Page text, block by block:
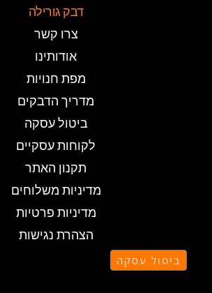
דבק גורילה
צרו קשר
אודותינו
מפת חנויות
מדריך הדבקים
ביטול עסקה
לקוחות עסקיים
תקנון האתר
מדיניות משלוחים
מדיניות פרטיות
הצהרת נגישות
ביטול עסקה